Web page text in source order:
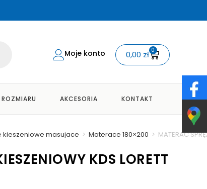
Moje konto 0,00 zł 0
AKCESORIA KONTAKT
kieszeniowe masujace > Materace 180×200 > MATERAC
KDS LORETT